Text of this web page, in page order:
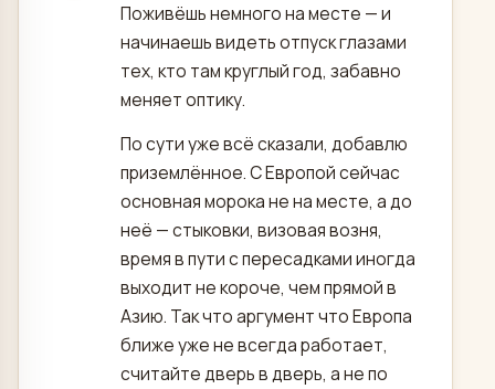
Поживёшь немного на месте — и
начинаешь видеть отпуск глазами
тех, кто там круглый год, забавно
меняет оптику.
По сути уже всё сказали, добавлю
приземлённое. С Европой сейчас
основная морока не на месте, а до
неё — стыковки, визовая возня,
время в пути с пересадками иногда
выходит не короче, чем прямой в
Азию. Так что аргумент что Европа
ближе уже не всегда работает,
считайте дверь в дверь, а не по